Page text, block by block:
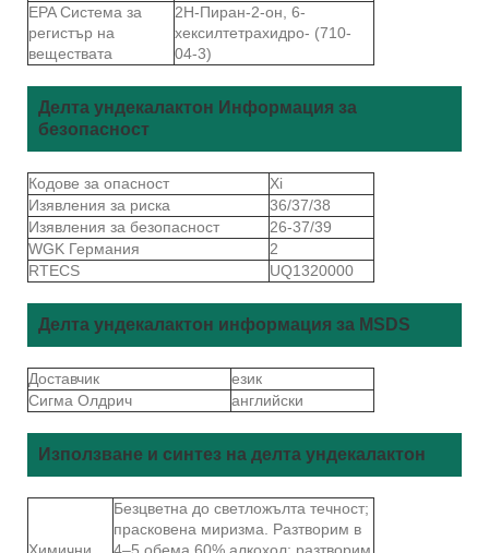
EPA Система за
регистър на
веществата
2Н-Пиран-2-он, 6-
хексилтетрахидро- (710-
04-3)
Делта ундекалактон Информация за
безопасност
Кодове за опасност
Xi
Изявления за риска
36/37/38
Изявления за безопасност
26-37/39
WGK Германия
2
RTECS
UQ1320000
Делта ундекалактон информация за MSDS
Доставчик
език
Сигма Олдрич
английски
Използване и синтез на делта ундекалактон
Химични
Безцветна до светложълта течност;
прасковена миризма. Разтворим в
4–5 обема 60% алкохол; разтворим